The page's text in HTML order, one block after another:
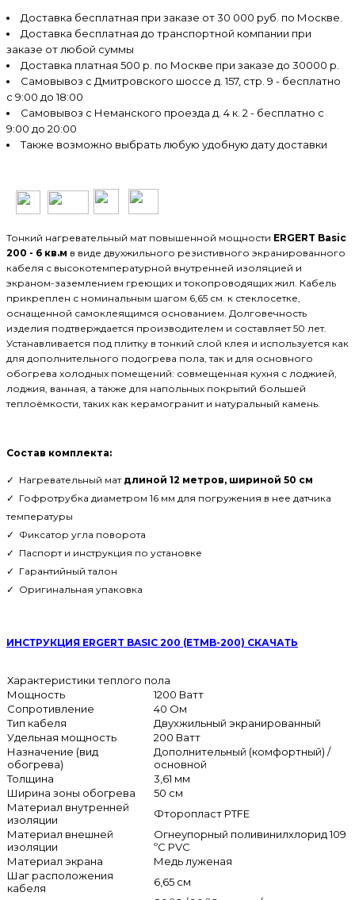
Доставка бесплатная при заказе от 30 000 руб. по Москве.
Доставка бесплатная до транспортной компании при
заказе от любой суммы
Доставка платная 500 р. по Москве при заказе до 30000 р.
Самовывоз с Дмитровского шоссе д. 157, стр. 9 - бесплатно
с 9:00 до 18:00
Самовывоз с Неманского проезда д. 4 к. 2 - бесплатно с
9:00 до 20:00
Также возможно выбрать любую удобную дату доставки
Тонкий нагревательный мат повышенной мощности ERGERT Basic
200 - 6 кв.м в виде двухжильного резистивного экранированного
кабеля с высокотемпературной внутренней изоляцией и
экраном-заземлением греющих и токопроводящих жил. Кабель
прикреплен с номинальным шагом 6,65 см. к стеклосетке,
оснащенной самоклеящимся основанием. Долговечность
изделия подтверждается производителем и составляет 50 лет.
Устанавливается под плитку в тонкий слой клея и используется как
для дополнительного подогрева пола, так и для основного
обогрева холодных помещений: совмещенная кухня с лоджией,
лоджия, ванная, а также для напольных покрытий большей
теплоёмкости, таких как керамогранит и натуральный камень.
Состав комплекта:
✓ Нагревательный мат длиной 12 метров, шириной 50 см
✓ Гофротрубка диаметром 16 мм для погружения в нее датчика
температуры
✓ Фиксатор угла поворота
✓ Паспорт и инструкция по установке
✓ Гарантийный талон
✓ Оригинальная упаковка
ИНСТРУКЦИЯ ERGERT BASIC 200 (ETMB-200) СКАЧАТЬ
Характеристики теплого пола
Мощность
1200 Ватт
Сопротивление
40 Ом
Тип кабеля
Двухжильный экранированный
Удельная мощность
200 Ватт
Назначение (вид
обогрева)
Дополнительный (комфортный) /
основной
Толщина
3,61 мм
Ширина зоны обогрева
50 см
Материал внутренней
изоляции
Фторопласт PTFE
Материал внешней
изоляции
Огнеупорный поливинилхлорид 109
ºС PVC
Материал экрана
Медь луженая
Шаг расположения
кабеля
6,65 см